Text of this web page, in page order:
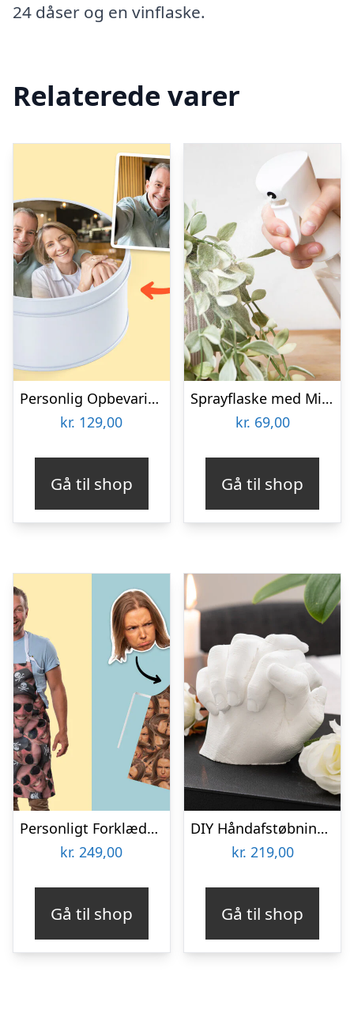
24 dåser og en vinflaske.
Relaterede varer
Personlig Opbevaringsboks i Metal med Billede – Rund
kr. 129,00
Gå til shop
Sprayflaske med Mist
kr. 69,00
Gå til shop
Personligt Forklæde med Billede – Multiface
kr. 249,00
Gå til shop
DIY Håndafstøbningskit – Spralla
kr. 219,00
Gå til shop